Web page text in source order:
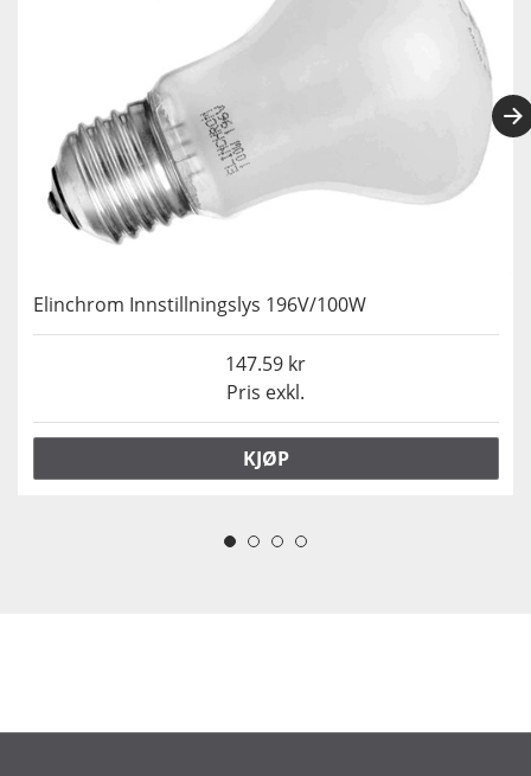
Elinchrom Innstillningslys 196V/100W
Pris exkl.
147.59
KJØP